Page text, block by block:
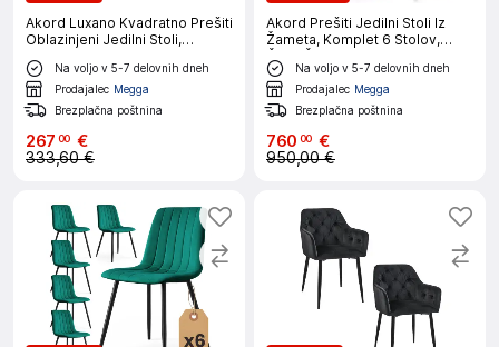
Akord Luxano Kvadratno Prešiti
Oblazinjeni Jedilni Stoli,
Komplet 2 Stolov,
Stekleničasto Zelena, Noge
Zlate Barve
Na voljo v 5-7 delovnih dneh
Prodajalec Megga
Brezplačna poštnina
267 00 €
333,60 €
Akord Prešiti Jedilni Stoli Iz
Žameta, Komplet 6 Stolov,
Črna, Črne Noge
Na voljo v 5-7 delovnih dneh
Prodajalec Megga
Brezplačna poštnina
760 00 €
950,00 €